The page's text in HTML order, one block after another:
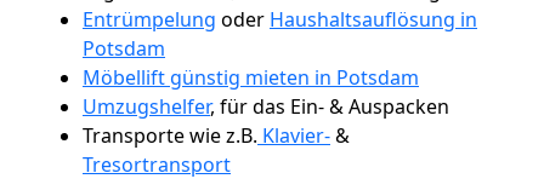
Entrümpelung oder Haushaltsauflösung in
Potsdam
Möbellift günstig mieten in Potsdam
Umzugshelfer, für das Ein- & Auspacken
Transporte wie z.B. Klavier-&
Tresortransport